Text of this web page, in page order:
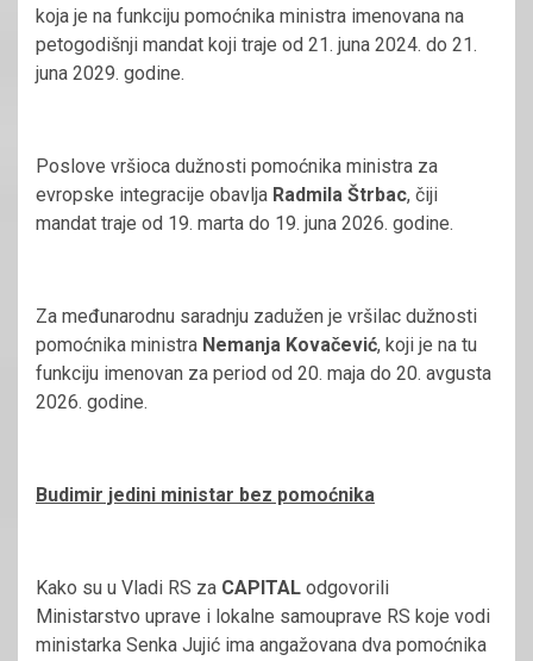
koja je na funkciju pomoćnika ministra imenovana na
petogodišnji mandat koji traje od 21. juna 2024. do 21.
juna 2029. godine.
Poslove vršioca dužnosti pomoćnika ministra za
evropske integracije obavlja Radmila Štrbac, čiji
mandat traje od 19. marta do 19. juna 2026. godine.
Za međunarodnu saradnju zadužen je vršilac dužnosti
pomoćnika ministra Nemanja Kovačević, koji je na tu
funkciju imenovan za period od 20. maja do 20. avgusta
2026. godine.
Budimir jedini ministar bez pomoćnika
Kako su u Vladi RS za CAPITAL odgovorili
Ministarstvo uprave i lokalne samouprave RS koje vodi
ministarka Senka Jujić ima angažovana dva pomoćnika